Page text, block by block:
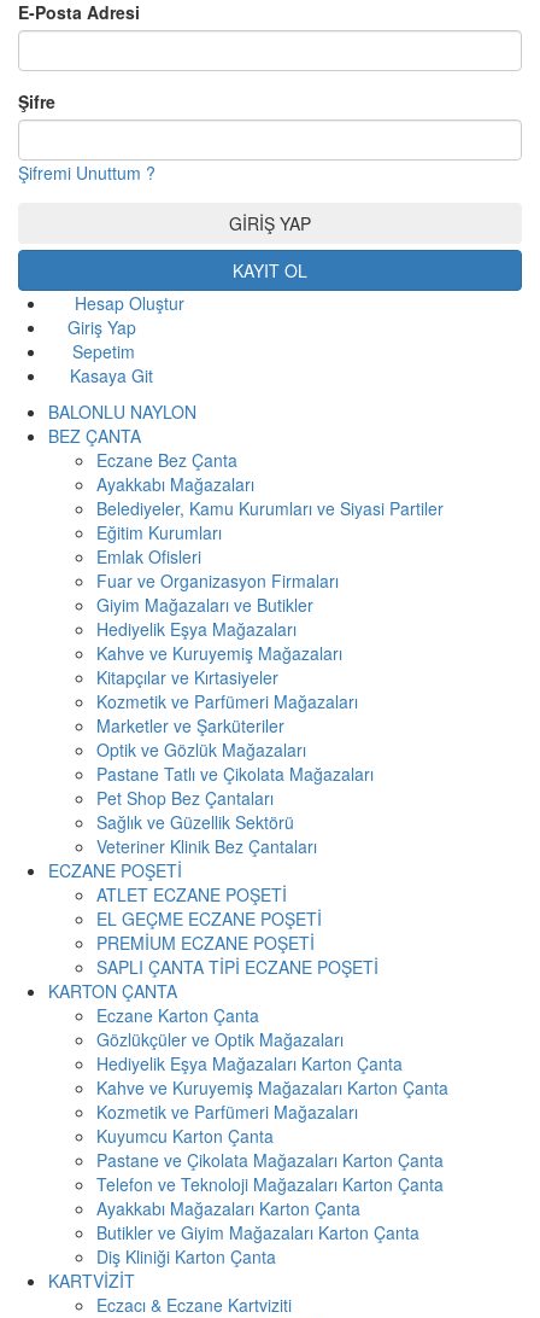
E-Posta Adresi
Şifre
Şifremi Unuttum ?
KAYIT OL
Hesap Oluştur
Giriş Yap
Sepetim
Kasaya Git
BALONLU NAYLON
BEZ ÇANTA
Eczane Bez Çanta
Ayakkabı Mağazaları
Belediyeler, Kamu Kurumları ve Siyasi Partiler
Eğitim Kurumları
Emlak Ofisleri
Fuar ve Organizasyon Firmaları
Giyim Mağazaları ve Butikler
Hediyelik Eşya Mağazaları
Kahve ve Kuruyemiş Mağazaları
Kitapçılar ve Kırtasiyeler
Kozmetik ve Parfümeri Mağazaları
Marketler ve Şarküteriler
Optik ve Gözlük Mağazaları
Pastane Tatlı ve Çikolata Mağazaları
Pet Shop Bez Çantaları
Sağlık ve Güzellik Sektörü
Veteriner Klinik Bez Çantaları
ECZANE POŞETİ
ATLET ECZANE POŞETİ
EL GEÇME ECZANE POŞETİ
PREMİUM ECZANE POŞETİ
SAPLI ÇANTA TİPİ ECZANE POŞETİ
KARTON ÇANTA
Eczane Karton Çanta
Gözlükçüler ve Optik Mağazaları
Hediyelik Eşya Mağazaları Karton Çanta
Kahve ve Kuruyemiş Mağazaları Karton Çanta
Kozmetik ve Parfümeri Mağazaları
Kuyumcu Karton Çanta
Pastane ve Çikolata Mağazaları Karton Çanta
Telefon ve Teknoloji Mağazaları Karton Çanta
Ayakkabı Mağazaları Karton Çanta
Butikler ve Giyim Mağazaları Karton Çanta
Diş Kliniği Karton Çanta
KARTVİZİT
Eczacı & Eczane Kartviziti